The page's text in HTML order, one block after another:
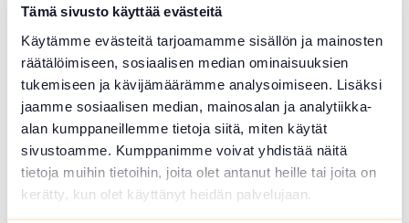
Tämä sivusto käyttää evästeitä
Käytämme evästeitä tarjoamamme sisällön ja mainosten
räätälöimiseen, sosiaalisen median ominaisuuksien
tukemiseen ja kävijämäärämme analysoimiseen. Lisäksi
jaamme sosiaalisen median, mainosalan ja analytiikka-
alan kumppaneillemme tietoja siitä, miten käytät
sivustoamme. Kumppanimme voivat yhdistää näitä
tietoja muihin tietoihin, joita olet antanut heille tai joita on
kerätty, kun olet käyttänyt heidän palvelujaan.
Lue lisää tapahtumasta Hämeenlinna